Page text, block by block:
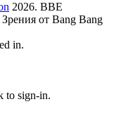
2026. BBE
от Bang Bang
in.
to sign-in.